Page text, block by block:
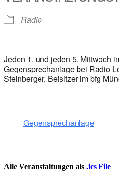
Radio
Jeden 1. und jeden 5. Mittwoch
Gegensprechanlage bei Radio
Steinberger, Beisitzer im bfg
Gegensprechanlage
Alle Veranstaltungen als .ics File